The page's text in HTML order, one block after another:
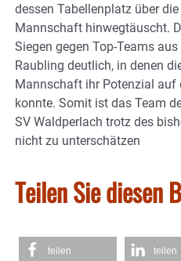
dessen Tabellenplatz über
Mannschaft hinwegtäuscht.
Siegen gegen Top-Teams
Raubling deutlich, in denen
Mannschaft ihr Potenzial auf
konnte. Somit ist das Team
SV Waldperlach trotz des
nicht zu unterschätzen
Teilen Sie diesen
teilen teilen